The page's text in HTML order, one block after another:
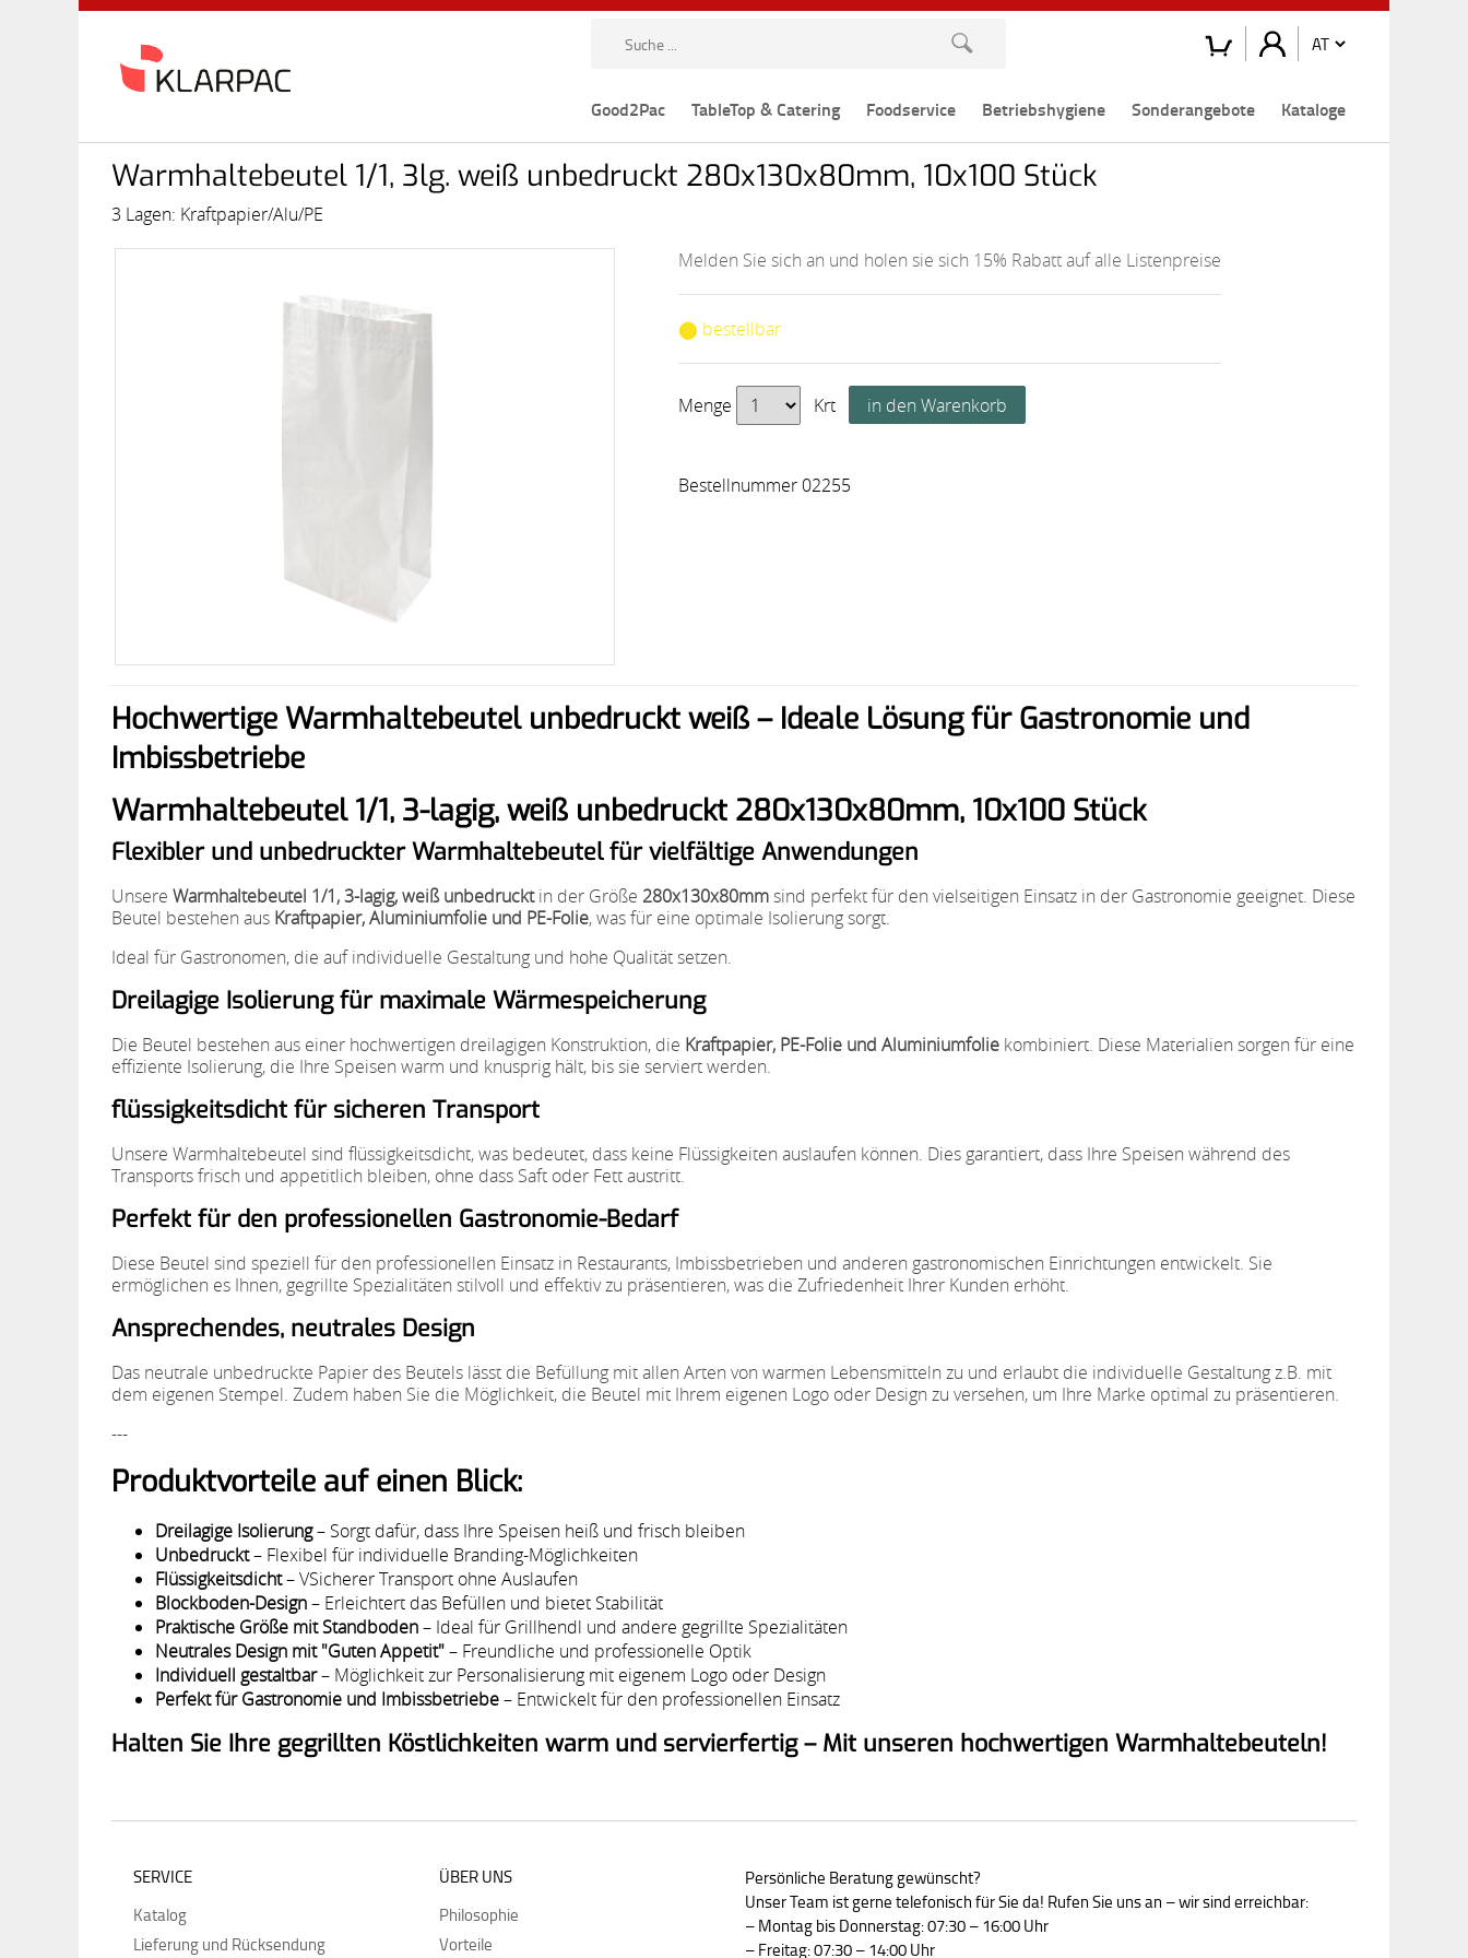
Good2Pac TableTop & Catering Foodservice Betriebshygiene Sonderangebote Kataloge
Warmhaltebeutel 1/1, 3lg. weiß unbedruckt 280x130x80mm, 10x100 Stück
3 Lagen: Kraftpapier/Alu/PE
Melden Sie sich an und holen sie sich 15% Rabatt auf alle Listenpreise
⬤ bestellbar
Menge Krt
Bestellnummer 02255
Hochwertige Warmhaltebeutel unbedruckt weiß – Ideale Lösung für Gastronomie und
Imbissbetriebe
Warmhaltebeutel 1/1, 3-lagig, weiß unbedruckt 280x130x80mm, 10x100 Stück
Flexibler und unbedruckter Warmhaltebeutel für vielfältige Anwendungen
Unsere Warmhaltebeutel 1/1, 3-lagig, weiß unbedrucktin der Größe 280x130x80mmsind perfekt für den vielseitigen Einsatz in der Gastronomie geeignet. Diese
Beutel bestehen aus Kraftpapier, Aluminiumfolie und PE-Folie, was für eine optimale Isolierung sorgt.
Ideal für Gastronomen, die auf individuelle Gestaltung und hohe Qualität setzen.
Dreilagige Isolierung für maximale Wärmespeicherung
Die Beutel bestehen aus einer hochwertigen dreilagigen Konstruktion, die Kraftpapier, PE-Folie und Aluminiumfolie kombiniert. Diese Materialien sorgen für eine
effiziente Isolierung, die Ihre Speisen warm und knusprig hält, bis sie serviert werden.
flüssigkeitsdicht für sicheren Transport
Unsere Warmhaltebeutel sind flüssigkeitsdicht, was bedeutet, dass keine Flüssigkeiten auslaufen können. Dies garantiert, dass Ihre Speisen während des
Transports frisch und appetitlich bleiben, ohne dass Saft oder Fett austritt.
Perfekt für den professionellen Gastronomie-Bedarf
Diese Beutel sind speziell für den professionellen Einsatz in Restaurants, Imbissbetrieben und anderen gastronomischen Einrichtungen entwickelt. Sie
ermöglichen es Ihnen, gegrillte Spezialitäten stilvoll und effektiv zu präsentieren, was die Zufriedenheit Ihrer Kunden erhöht.
Ansprechendes, neutrales Design
Das neutrale unbedruckte Papier des Beutels lässt die Befüllung mit allen Arten von warmen Lebensmitteln zu und erlaubt die individuelle Gestaltung z.B. mit
dem eigenen Stempel. Zudem haben Sie die Möglichkeit, die Beutel mit Ihrem eigenen Logo oder Design zu versehen, um Ihre Marke optimal zu präsentieren.
---
Produktvorteile auf einen Blick:
Dreilagige Isolierung– Sorgt dafür, dass Ihre Speisen heiß und frisch bleiben
Unbedruckt– Flexibel für individuelle Branding-Möglichkeiten
Flüssigkeitsdicht– VSicherer Transport ohne Auslaufen
Blockboden-Design– Erleichtert das Befüllen und bietet Stabilität
Praktische Größe mit Standboden– Ideal für Grillhendl und andere gegrillte Spezialitäten
Neutrales Design mit "Guten Appetit"– Freundliche und professionelle Optik
Individuell gestaltbar– Möglichkeit zur Personalisierung mit eigenem Logo oder Design
Perfekt für Gastronomie und Imbissbetriebe– Entwickelt für den professionellen Einsatz
Halten Sie Ihre gegrillten Köstlichkeiten warm und servierfertig – Mit unseren hochwertigen Warmhaltebeuteln!
SERVICE
Katalog
Lieferung und Rücksendung
ÜBER UNS
Philosophie
Vorteile
Persönliche Beratung gewünscht?
Unser Team ist gerne telefonisch für Sie da! Rufen Sie uns an – wir sind erreichbar:
– Montag bis Donnerstag: 07:30 – 16:00 Uhr
– Freitag: 07:30 – 14:00 Uhr